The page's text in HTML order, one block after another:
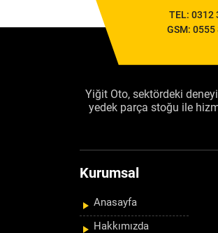
TEL: 0312
GSM:0555
Yiğit Oto, sektördeki
yedek parça stoğu ile
Kurumsal
Anasayfa
Hakkımızda